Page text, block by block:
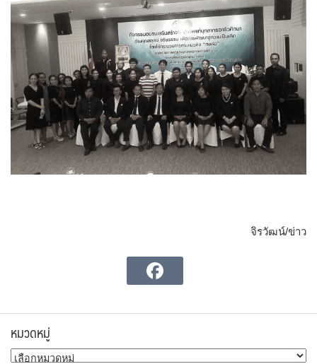
จิรวัฒน์/ข่าว
หมวดหมู่
หมวด